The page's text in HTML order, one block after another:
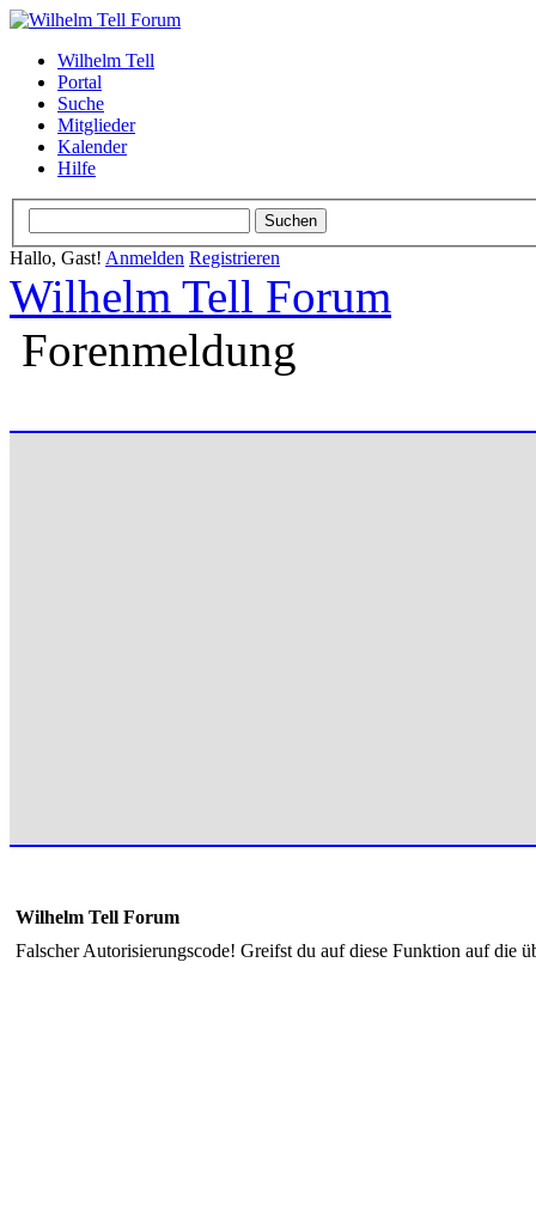
Wilhelm Tell
Portal
Suche
Mitglieder
Kalender
Hilfe
Hallo, Gast! Anmelden Registrieren
Wilhelm Tell Forum
Forenmeldung
Wilhelm Tell Forum
Falscher Autorisierungscode! Greifst du auf diese Funktion auf die